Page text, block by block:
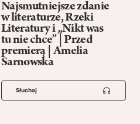
Najsmutniejsze zdanie
w literaturze, Rzeki
Literatury i „Nikt was
tu nie chce” | Przed
premierą | Amelia
Sarnowska
Słuchaj